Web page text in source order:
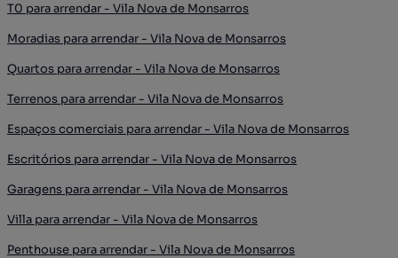
T0 para arrendar - Vila Nova de Monsarros
Moradias para arrendar - Vila Nova de Monsarros
Quartos para arrendar - Vila Nova de Monsarros
Terrenos para arrendar - Vila Nova de Monsarros
Espaços comerciais para arrendar - Vila Nova de Monsarros
Escritórios para arrendar - Vila Nova de Monsarros
Garagens para arrendar - Vila Nova de Monsarros
Villa para arrendar - Vila Nova de Monsarros
Penthouse para arrendar - Vila Nova de Monsarros